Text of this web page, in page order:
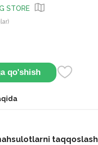
STORE
)
qo'shish
taqqoslash